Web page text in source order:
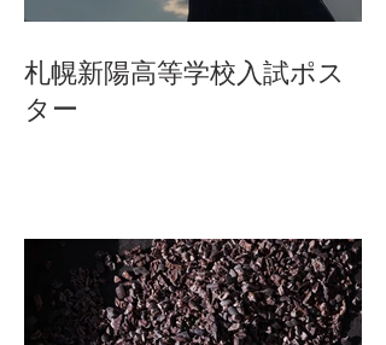
札幌新陽高等学校入試ポス
ター